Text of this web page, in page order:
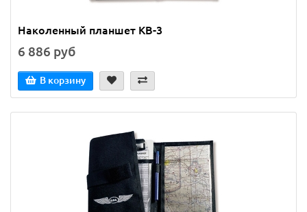
Наколенный планшет KB-3
6 886 руб
В корзину